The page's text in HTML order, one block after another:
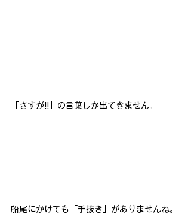
「さすが!!」の言葉しか出てきません。
船尾にかけても「手抜き」がありませんね。